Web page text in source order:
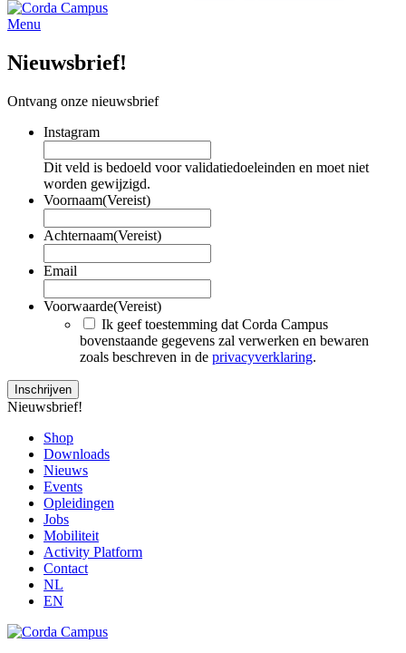
Menu
Nieuwsbrief!
Ontvang onze nieuwsbrief
Instagram
Dit veld is bedoeld voor validatiedoeleinden en moet niet
worden gewijzigd.
Voornaam(Vereist)
Achternaam(Vereist)
Email
Voorwaarde(Vereist)
Ik geef toestemming dat Corda Campus
bovenstaande gegevens zal verwerken en bewaren
zoals beschreven in de privacyverklaring.
Nieuwsbrief!
Shop
Downloads
Nieuws
Events
Opleidingen
Jobs
Mobiliteit
Activity Platform
Contact
NL
EN